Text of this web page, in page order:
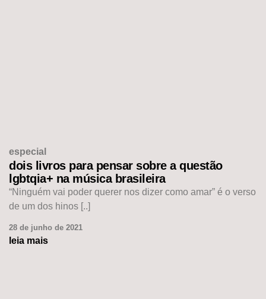
especial
dois livros para pensar sobre a questão
lgbtqia+ na música brasileira
“Ninguém vai poder querer nos dizer como amar” é o verso
de um dos hinos [..]
28 de junho de 2021
leia mais